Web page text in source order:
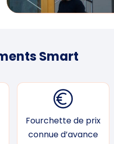
Smart
Fourchette de prix
connue d’avance